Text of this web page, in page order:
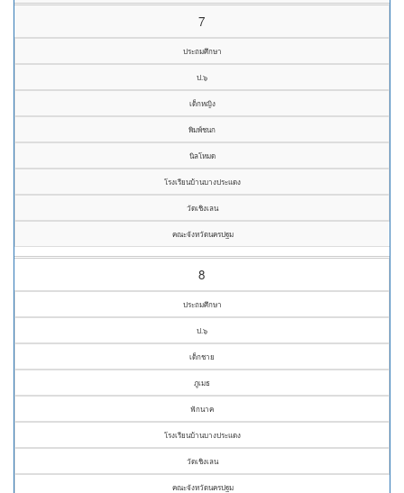
7
ประถมศึกษา
ป.๖
เด็กหญิง
พิมพ์ชนก
นิลโหมด
โรงเรียนบ้านบางประแดง
วัดเชิงเลน
คณะจังหวัดนครปฐม
8
ประถมศึกษา
ป.๖
เด็กชาย
ภูเมธ
ฟักนาค
โรงเรียนบ้านบางประแดง
วัดเชิงเลน
คณะจังหวัดนครปฐม